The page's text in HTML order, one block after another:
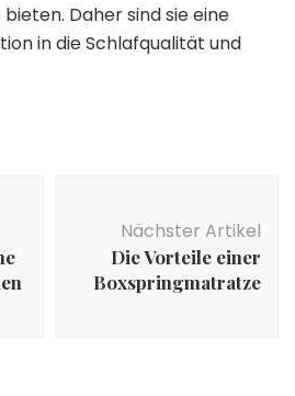
Daher sind sie eine
in die Schlafqualität und
Nächster Artikel
Die Vorteile einer
Boxspringmatratze